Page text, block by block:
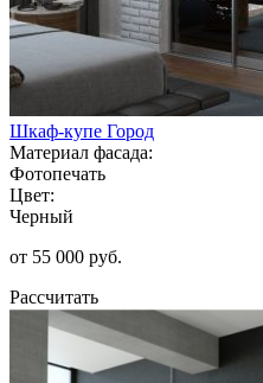
Шкаф-купе Город
Материал фасада:
Фотопечать
Цвет:
Черный
от 55 000 руб.
Рассчитать